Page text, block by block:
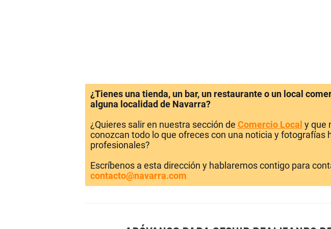
¿Tienes una tienda, un bar, un restaurante o un local
alguna localidad de Navarra?
¿Quieres salir en nuestra sección de Comercio Local y que
conozcan todo lo que ofreces con una noticia y fotografías
profesionales?
Escríbenos a esta dirección y hablaremos contigo para
contacto@navarra.com